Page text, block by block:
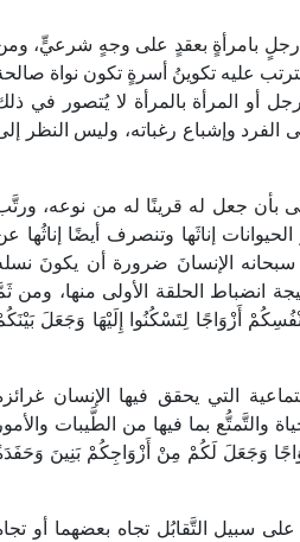
رجلٍ بامرأةٍ بعقدٍ على وجهٍ شرعيٍّ،
عليه تكوينُ أسرةٍ تكون نواة
أو المرأة بالمرأة لا يُتصور في
وإشباع رغباته، وليس النظر
بأن جعل له قرينًا له من نوعه،
إناثَها وتنصرف أيضًا إناثُها
سبحانه الإنسانَ ضرورة أن يكونَ
الحلقة الأولى منها، ومن
أَزْوَاجًا لِتَسْكُنُوا إِلَيْهَا وَجَعَلَ
التي يحقق فيها الإنسان
والتَّمتُّع بما فيها من الطَّيبات والأمور
وَجَعَلَ لَكُمْ مِنْ أَزْوَاجِكُمْ بَنِينَ
سبيل التَّقابُل تجاه بعضهما أو